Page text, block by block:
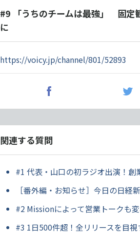
#9 「うちのチームは最強」 固定
に
https://voicy.jp/channel/801/52893
関連する質問
#1 代表・山口の初ラジオ出演！創
［番外編・お知らせ］今日の日経
#2 Missionによって営業トークも
#3 1日500件超！全リリースを目